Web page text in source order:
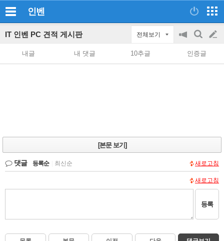
인벤
IT 인벤 PC 견적 게시판 전체보기
공
on/off
검
색
글
쓰
내글 내 댓글 10추글 인증글
[본문 보기]
댓글 등록순 최신순 새로고침
새로고침
등록